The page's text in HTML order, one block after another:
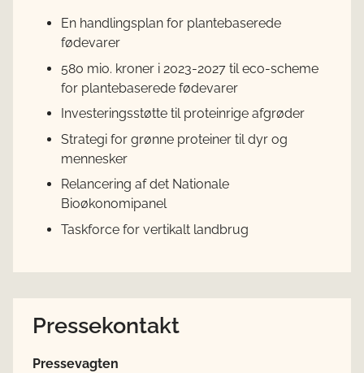
En handlingsplan for plantebaserede
fødevarer
580 mio. kroner i 2023-2027 til eco-scheme
for plantebaserede fødevarer
Investeringsstøtte til proteinrige afgrøder
Strategi for grønne proteiner til dyr og
mennesker
Relancering af det Nationale
Bioøkonomipanel
Taskforce for vertikalt landbrug
Pressekontakt
Pressevagten